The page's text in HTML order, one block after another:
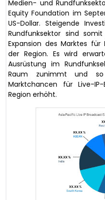
Medien- und
Equity Foundation im
US-Dollar. Steigende
Rundfunksektor sind
Expansion des Marktes für
der Region. Es wird
Ausrüstung im
Raum zunimmt und
Marktchancen für Live-
Region erhöht.